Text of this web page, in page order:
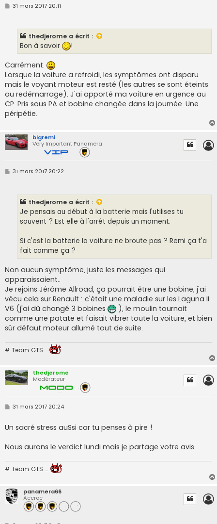
M
31 mars 2017 20:11
thedjerome a écrit :
Bon à savoir !
Carrément.
Lorsque la voiture a refroidi, les symptômes ont disparu
mais le voyant moteur est resté (les autres se sont éteints
au redémarrage). J'ai apporté ma voiture en urgence au
CP. Pris sous PA et bobine changée dans la journée. Une
péripétie.
bigremi
Very Important Panamera
M
31 mars 2017 20:22
thedjerome a écrit :
Je pensais au début à la batterie mais l'utilises tu
souvent ? Est elle à l'arrêt depuis un moment.
Si c'est la batterie la voiture ne broute pas ? Remi ça t'a
fait comme ça ?
Non aucun symptôme, juste les messages qui
apparaissaient..
Je rejoins Jérôme Allroad, ça pourrait être une bobine, j'ai
vécu cela sur Renault : c'était une maladie sur les Laguna II
V6 (j'ai dû changé 3 bobines
), le moulin tournait
comme une patate et faisait vibrer toute la voiture, et bien
sûr défaut moteur allumé tout de suite.
# Team GTS...
thedjerome
Modérateur
M
s
a
e
31 mars 2017 20:24
Un sacré stress auSsi car tu penses à pire !
Nous aurons le verdict lundi mais je partage votre avis.
# Team GTS …
panamera66
Accroc